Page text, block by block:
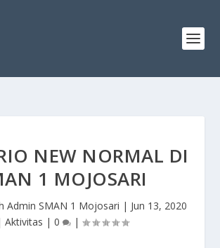
NEW NORMAL DI
1 MOJOSARI
Admin SMAN 1 Mojosari | Jun 13, 2020
Aktivitas | 0 |